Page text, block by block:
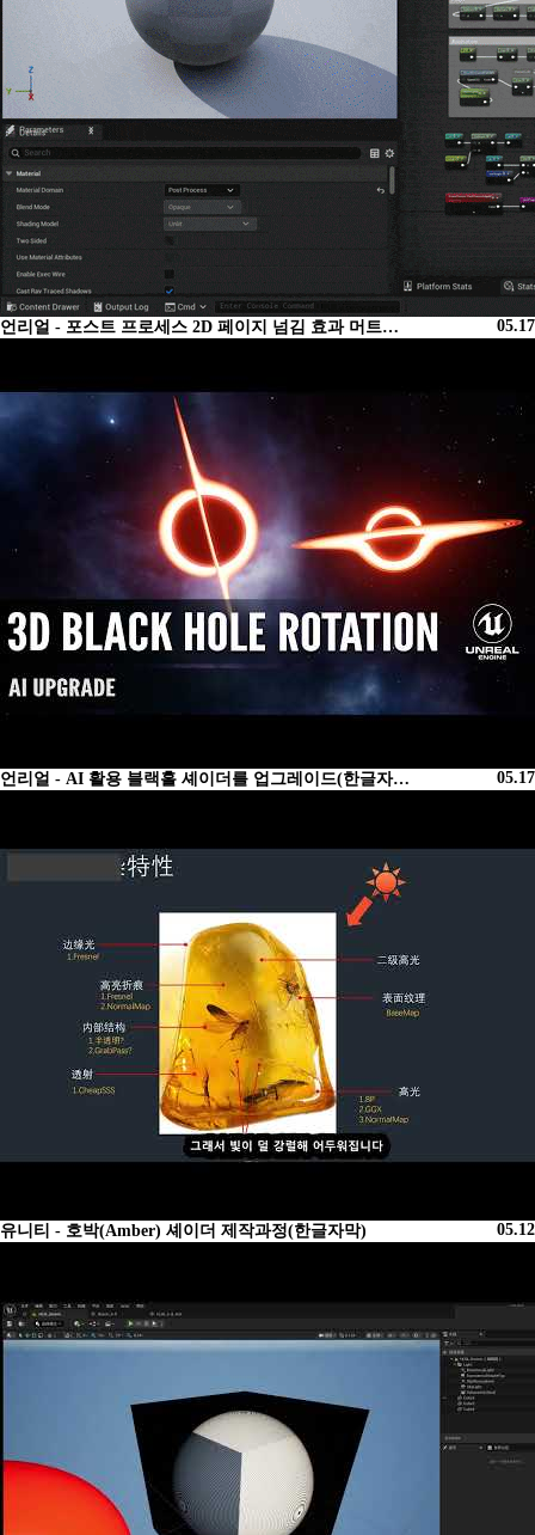
05.17
언리얼 - 포스트 프로세스 2D 페이지 넘김 효과 머트…
05.17
언리얼 - AI 활용 블랙홀 셰이더를 업그레이드(한글자…
05.12
유니티 - 호박(Amber) 셰이더 제작과정(한글자막)